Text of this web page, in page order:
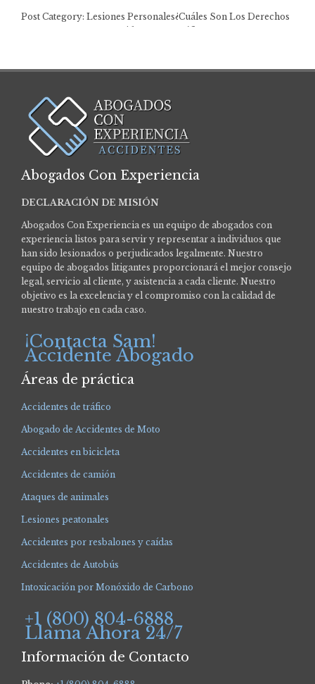
Post Category: Lesiones Personales¿Cuáles Son Los Derechos
Abogados Con Experiencia
DECLARACIÓN DE MISIÓN
Abogados Con Experiencia es un equipo de abogados con
experiencia listos para servir y representar a individuos que
han sido lesionados o perjudicados legalmente. Nuestro
equipo de abogados litigantes proporcionará el mejor consejo
legal, servicio al cliente, y asistencia a cada cliente. Nuestro
objetivo es la excelencia y el compromiso con la calidad de
nuestro trabajo en cada caso.
¡Contacta Sam!
Accidente Abogado
Áreas de práctica
Accidentes de tráfico
Abogado de Accidentes de Moto
Accidentes en bicicleta
Accidentes de camión
Ataques de animales
Lesiones peatonales
Accidentes por resbalones y caídas
Accidentes de Autobús
Intoxicación por Monóxido de Carbono
+1 (800) 804-6888
Llama Ahora 24/7
Información de Contacto